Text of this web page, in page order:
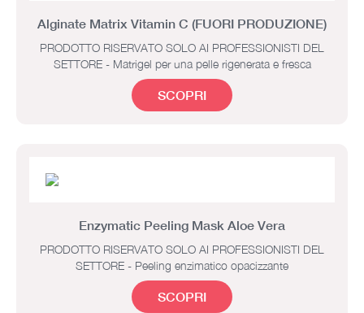
Alginate Matrix Vitamin C (FUORI PRODUZIONE)
PRODOTTO RISERVATO SOLO AI PROFESSIONISTI DEL
SETTORE - Matrigel per una pelle rigenerata e fresca
SCOPRI
Enzymatic Peeling Mask Aloe Vera
PRODOTTO RISERVATO SOLO AI PROFESSIONISTI DEL
SETTORE - Peeling enzimatico opacizzante
SCOPRI